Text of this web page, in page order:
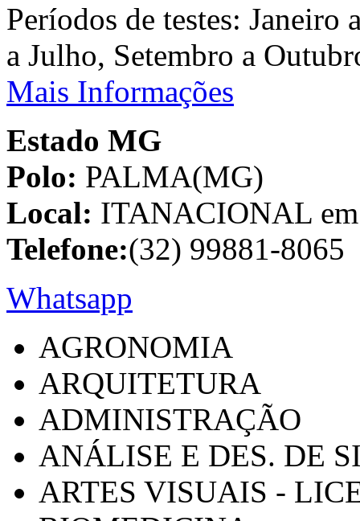
Períodos de testes:
a Julho, Setembro a
Mais Informações
Estado MG
Polo: PALMA(MG)
Local: ITANACIONAL
Telefone:(32) 99881-8065
Whatsapp
AGRONOMIA
ARQUITETURA
ADMINISTRAÇÃO
ANÁLISE E DES. DE
ARTES VISUAIS -